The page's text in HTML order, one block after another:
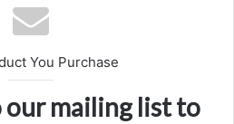
You Purchase
our mailing list to